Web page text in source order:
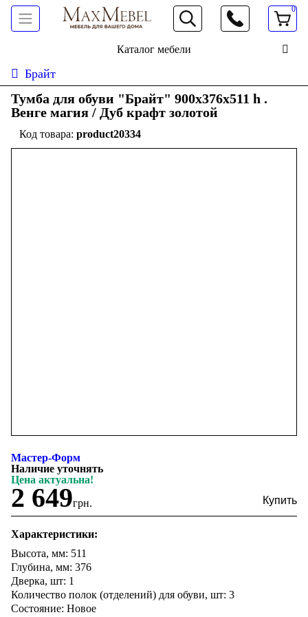
066 472 19 61
0
Каталог мебели
Брайт
Тумба для обуви "Брайт" 900х376х511 h .
Венге магия / Дуб крафт золотой
product20334
Мастер-Форм
Наличие уточнять
Цена актуальна!
2 649грн.
Характеристики:
Высота, мм: 511
Глубина, мм: 376
Дверка, шт: 1
Количество полок (отделений) для обуви, шт: 3
Состояние: Новое